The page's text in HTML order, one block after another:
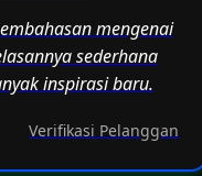
mengenai
sederhana
inspirasi baru.
Verifikasi Pelanggan